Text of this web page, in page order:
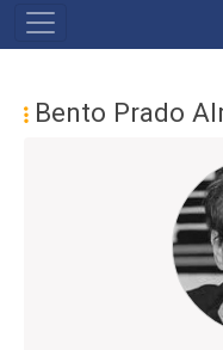
MAIN
Bento Prado